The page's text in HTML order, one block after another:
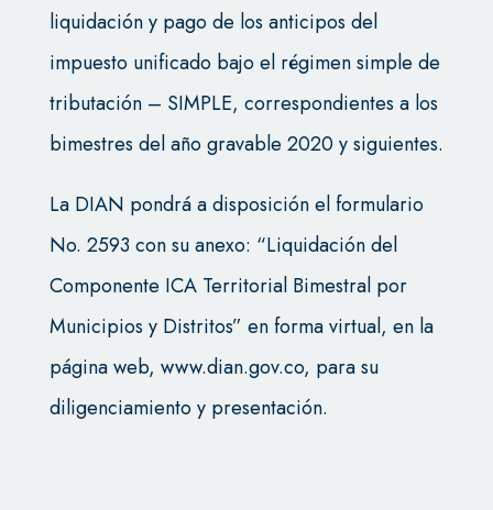
liquidación y pago de los anticipos del
impuesto unificado bajo el régimen simple de
tributación – SIMPLE, correspondientes a los
bimestres del año gravable 2020 y siguientes.
La DIAN pondrá a disposición el formulario
No. 2593 con su anexo: “Liquidación del
Componente ICA Territorial Bimestral por
Municipios y Distritos” en forma virtual, en la
página web, www.dian.gov.co, para su
diligenciamiento y presentación.